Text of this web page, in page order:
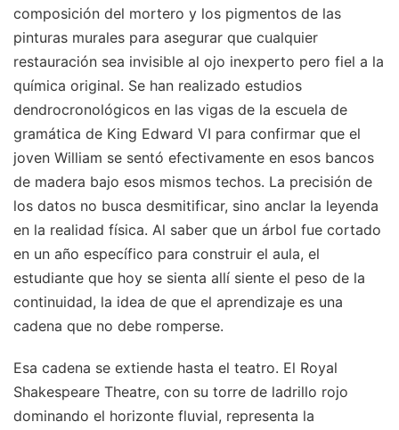
composición del mortero y los pigmentos de las
pinturas murales para asegurar que cualquier
restauración sea invisible al ojo inexperto pero fiel a la
química original. Se han realizado estudios
dendrocronológicos en las vigas de la escuela de
gramática de King Edward VI para confirmar que el
joven William se sentó efectivamente en esos bancos
de madera bajo esos mismos techos. La precisión de
los datos no busca desmitificar, sino anclar la leyenda
en la realidad física. Al saber que un árbol fue cortado
en un año específico para construir el aula, el
estudiante que hoy se sienta allí siente el peso de la
continuidad, la idea de que el aprendizaje es una
cadena que no debe romperse.
Esa cadena se extiende hasta el teatro. El Royal
Shakespeare Theatre, con su torre de ladrillo rojo
dominando el horizonte fluvial, representa la